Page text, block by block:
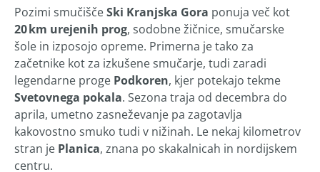
Pozimi smučiščeSki Kranjska Gora ponuja več kot
20 km urejenih prog, sodobne žičnice, smučarske
šole in izposojo opreme. Primerna je tako za
začetnike kot za izkušene smučarje, tudi zaradi
legendarne proge Podkoren, kjer potekajo tekme
Svetovnega pokala. Sezona traja od decembra do
aprila, umetno zasneževanje pa zagotavlja
kakovostno smuko tudi v nižinah. Le nekaj kilometrov
stran je Planica, znana po skakalnicah in nordijskem
centru.